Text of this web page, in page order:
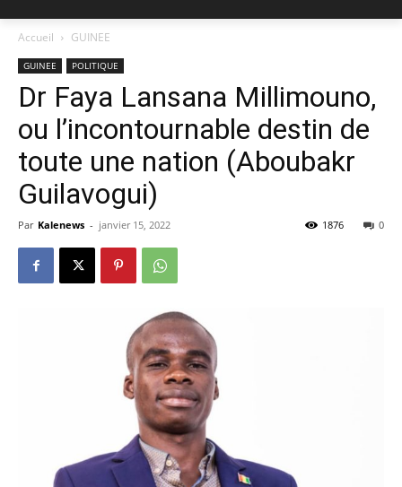
Accueil GUINEE
GUINEE POLITIQUE
Dr Faya Lansana Millimouno,
ou l’incontournable destin de
toute une nation (Aboubakr
Guilavogui)
Par Kalenews - janvier 15, 2022 0
1876